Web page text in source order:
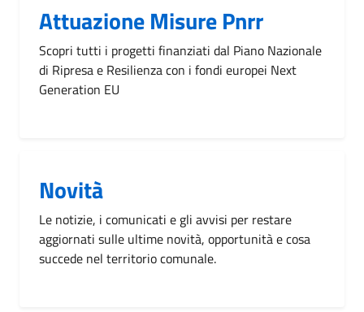
Attuazione Misure Pnrr
Scopri tutti i progetti finanziati dal Piano Nazionale
di Ripresa e Resilienza con i fondi europei Next
Generation EU
Novità
Le notizie, i comunicati e gli avvisi per restare
aggiornati sulle ultime novità, opportunità e cosa
succede nel territorio comunale.